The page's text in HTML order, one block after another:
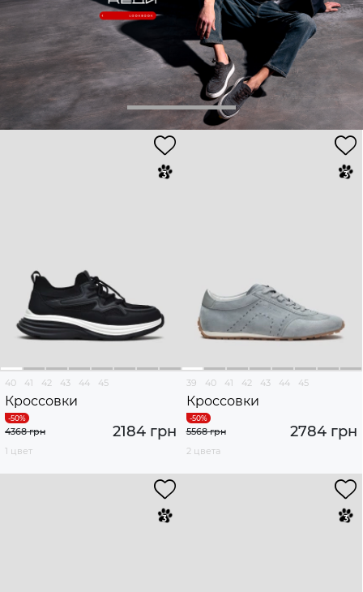
40 41 42 43 44 45
Кроссовки
2184 грн
4368 грн
1 цвет
39 40 41 42 43 44 45
Кроссовки
2784 грн
5568 грн
2 цвета